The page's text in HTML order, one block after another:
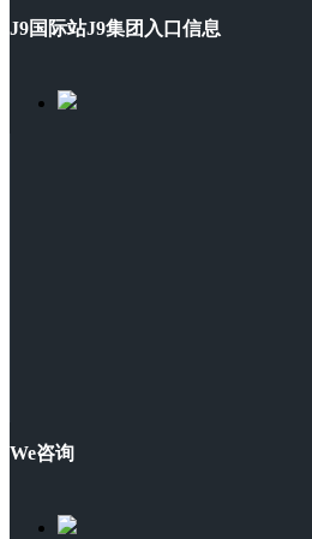
J9国际站J9集团入口信息
We咨询